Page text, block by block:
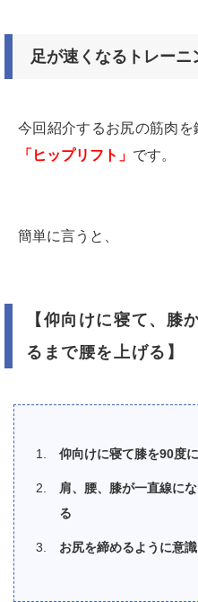
足が速くなるトレーニ
今回紹介するお尻の筋肉を
「ヒップリフト」 です。
簡単に言うと、
【仰向けに寝て、膝
るまで腰を上げる】
仰向けに寝て膝を90度
肩、腰、膝が一直線に
る
お尻を締めるように意